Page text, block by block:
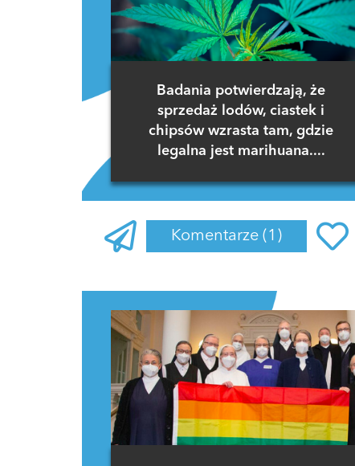
Badania potwierdzają, że
sprzedaż lodów, ciastek i
chipsów wzrasta tam, gdzie
legalna jest marihuana....
Komentarze (1)